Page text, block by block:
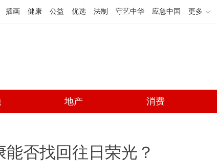
插画 健康 公益 优选 法制 守艺中华 应急中国 更多
地产 消费
否找回往日荣光？